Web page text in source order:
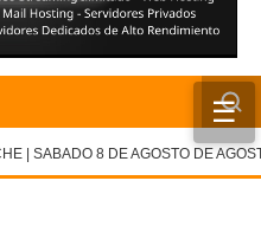
☰
| SABADO 8 DE AGOSTO DE